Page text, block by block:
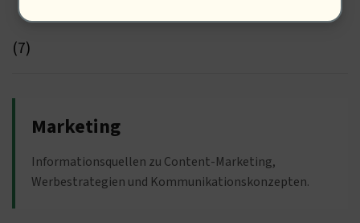
Neue Domains
(7)
Marketing
Informationsquellen zu Content-Marketing,
Werbestrategien und Kommunikationskonzepten.